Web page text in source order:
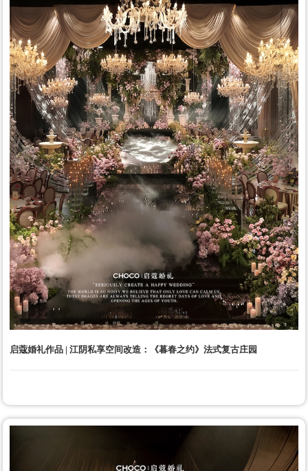
启蔻婚礼作品 | 江阴私享空间改造：《暮春之约》法式复古庄园